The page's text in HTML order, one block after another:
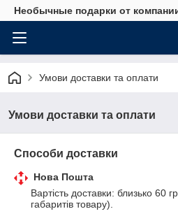
Необычные подарки от
Умови доставки та оплати
Умови доставки та оплати
Способи доставки
Нова Пошта
Вартість доставки: близько 60
габаритів товару).